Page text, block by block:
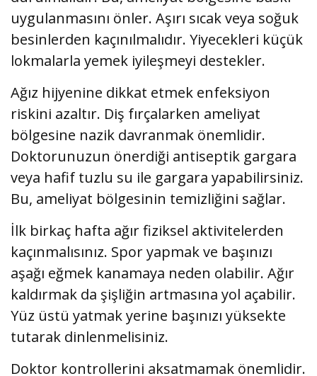
uygulanmasını önler. Aşırı sıcak veya soğuk
besinlerden kaçınılmalıdır. Yiyecekleri küçük
lokmalarla yemek iyileşmeyi destekler.
Ağız hijyenine dikkat etmek enfeksiyon
riskini azaltır. Diş fırçalarken ameliyat
bölgesine nazik davranmak önemlidir.
Doktorunuzun önerdiği antiseptik gargara
veya hafif tuzlu su ile gargara yapabilirsiniz.
Bu, ameliyat bölgesinin temizliğini sağlar.
İlk birkaç hafta ağır fiziksel aktivitelerden
kaçınmalısınız. Spor yapmak ve başınızı
aşağı eğmek kanamaya neden olabilir. Ağır
kaldırmak da şişliğin artmasına yol açabilir.
Yüz üstü yatmak yerine başınızı yüksekte
tutarak dinlenmelisiniz.
Doktor kontrollerini aksatmamak önemlidir.